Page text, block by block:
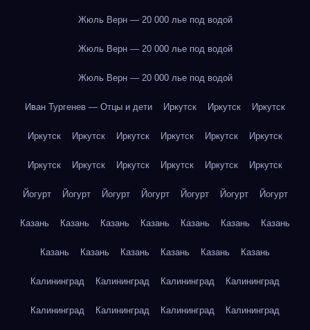
Жюль Верн — 20 000 лье под водой
Жюль Верн — 20 000 лье под водой
Жюль Верн — 20 000 лье под водой
Иван Тургенев — Отцы и дети Иркутск Иркутск Иркутск
Иркутск Иркутск Иркутск Иркутск Иркутск Иркутск
Иркутск Иркутск Иркутск Иркутск Иркутск Иркутск
Йогурт Йогурт Йогурт Йогурт Йогурт Йогурт Йогурт
Казань Казань Казань Казань Казань Казань Казань
Казань Казань Казань Казань Казань Казань
Калининград Калининград Калининград Калининград
Калининград Калининград Калининград Калининград